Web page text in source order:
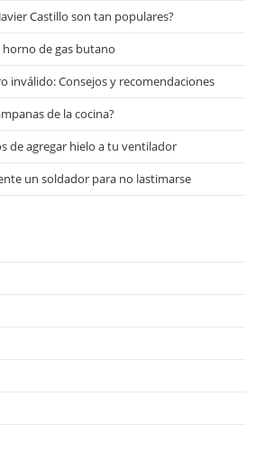
Castillo son tan populares?
de gas butano
inválido: Consejos y recomendaciones
de la cocina?
de agregar hielo a tu ventilador
un soldador para no lastimarse